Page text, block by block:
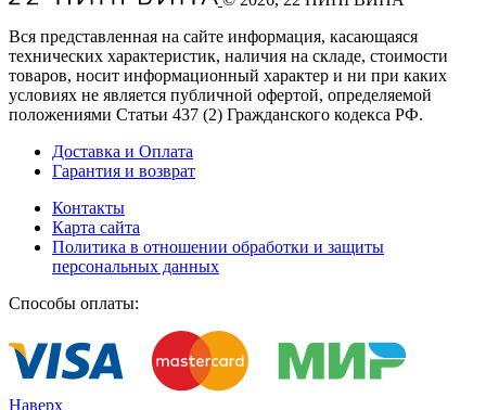
Вся представленная на сайте информация, касающаяся
технических характеристик, наличия на складе, стоимости
товаров, носит информационный характер и ни при каких
условиях не является публичной офертой, определяемой
положениями Статьи 437 (2) Гражданского кодекса РФ.
Доставка и Оплата
Гарантия и возврат
Контакты
Карта сайта
Политика в отношении обработки и защиты
персональных данных
Способы оплаты:
Наверх